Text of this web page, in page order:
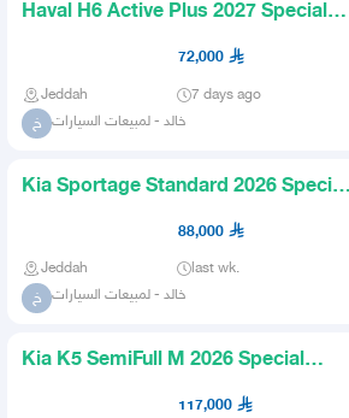
Haval H6 Active Plus 2027 Special
Prices for Cash and Financ
72,000
Jeddah 7 days ago
خ خالد - لمبيعات السيارات
Kia Sportage Standard 2026 Special
88,000
Jeddah last wk.
خ خالد - لمبيعات السيارات
Kia K5 SemiFull M 2026 Special
prices for cash and financing
117,000